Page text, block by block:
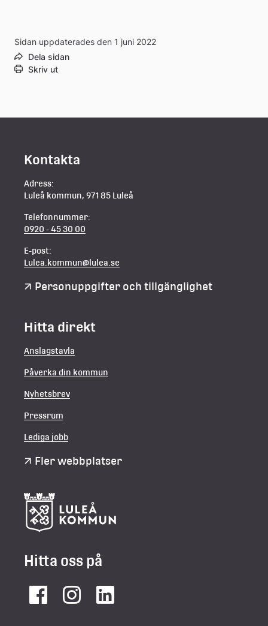
Sidan uppdaterades den 1 juni 2022
Dela sidan
Skriv ut
Kontakta
Adress:
Luleå kommun, 971 85 Luleå
Telefonnummer:
0920 - 45 30 00
E-post:
Lulea.kommun@lulea.se
Personuppgifter och tillgänglighet
Hitta direkt
Anslagstavla
Påverka din kommun
Nyhetsbrev
Pressrum
Lediga jobb
Fler webbplatser
Hitta oss på
FacebookInstagramLinkedIn